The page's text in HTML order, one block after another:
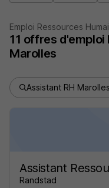
Emploi Ressources
11 offres d'emploi
Marolles
Assistant RH Marolles
Assistant
Randstad